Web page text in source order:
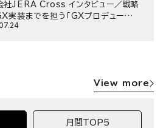
社JERA Cross インタビュー／戦略
実装までを担う「GXプロデュー
いうキャリア
View more
月間TOP5